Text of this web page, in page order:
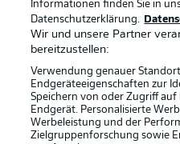
Informationen finden Sie in
Datenschutzerklärung.
Wir und unsere Partner
bereitzustellen:
Verwendung genauer
Endgeräteeigenschaften zur
Speichern von oder Zugriff
Endgerät. Personalisierte
Werbeleistung und der
Zielgruppenforschung sowie